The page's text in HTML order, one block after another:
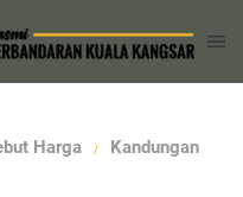
Harga
Kandungan